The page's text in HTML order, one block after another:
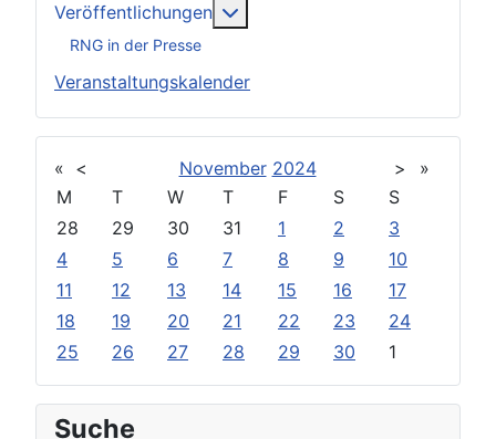
Veröffentlichungen
RNG in der Presse
Veranstaltungskalender
« < November 2024 >
»
M
T W T F S
S
28
29 30 31 1 2
3
4
5 6 7 8 9
10
11
12 13 14 15 16
17
18
19 20 21 22 23
24
25
26 27 28 29 30 1
Suche